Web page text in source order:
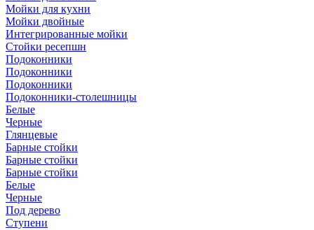
Мойки для кухни
Мойки двойные
Интегрированные мойки
Стойки ресепшн
Подоконники
Подоконники
Подоконники
Подоконники-столешницы
Белые
Черные
Глянцевые
Барные стойки
Барные стойки
Барные стойки
Белые
Черные
Под дерево
Ступени